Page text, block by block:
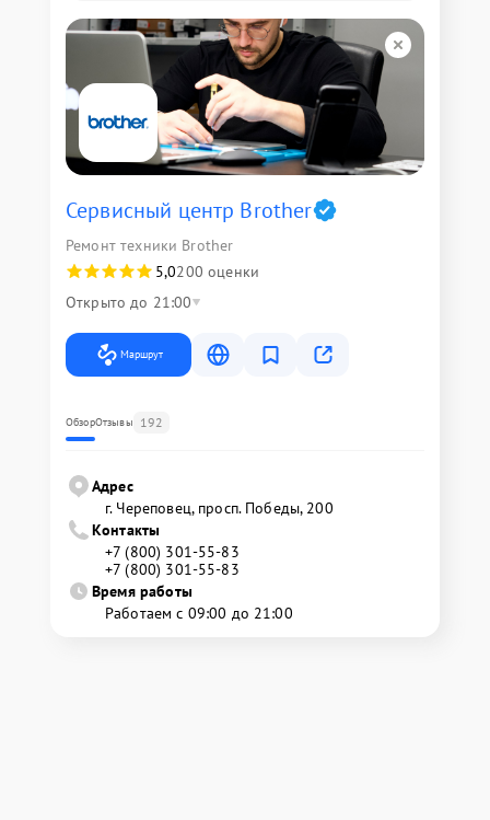
Сервисный центр Brother
Ремонт техники Brother
5,0200 оценки
Открыто до 21:00
Маршрут
ОбзорОтзывы 192
Адрес
г. Череповец, просп. Победы, 200
Контакты
+7 (800) 301-55-83
+7 (800) 301-55-83
Время работы
Работаем с 09:00 до 21:00